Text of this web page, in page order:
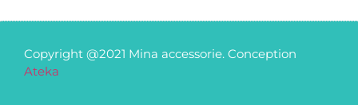
Copyright @2021 Mina accessorie. Conception
Ateka